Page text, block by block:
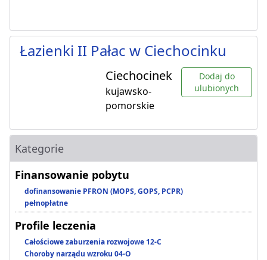
Łazienki II Pałac w Ciechocinku
Ciechocinek
kujawsko-
pomorskie
Dodaj do
ulubionych
Kategorie
Finansowanie pobytu
dofinansowanie PFRON (MOPS, GOPS, PCPR)
pełnopłatne
Profile leczenia
Całościowe zaburzenia rozwojowe 12-C
Choroby narządu wzroku 04-O